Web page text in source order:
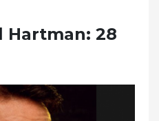
Hartman: 28